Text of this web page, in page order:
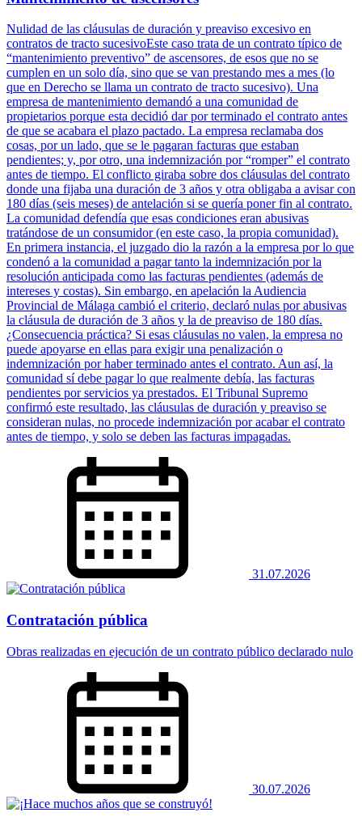
Nulidad de las cláusulas de duración y preaviso excesivo en
contratos de tracto sucesivoEste caso trata de un contrato típico de
“mantenimiento preventivo” de ascensores, de esos que no se
cumplen en un solo día, sino que se van prestando mes a mes (lo
que en Derecho se llama un contrato de tracto sucesivo). Una
empresa de mantenimiento demandó a una comunidad de
propietarios porque esta decidió dar por terminado el contrato antes
de que se acabara el plazo pactado. La empresa reclamaba dos
cosas, por un lado, que se le pagaran facturas que estaban
pendientes; y, por otro, una indemnización por “romper” el contrato
antes de tiempo. El conflicto giraba sobre dos cláusulas del contrato
donde una fijaba una duración de 3 años y otra obligaba a avisar con
180 días (seis meses) de antelación si se quería poner fin al contrato.
La comunidad defendía que esas condiciones eran abusivas
tratándose de un consumidor (en este caso, la propia comunidad).
En primera instancia, el juzgado dio la razón a la empresa por lo que
condenó a la comunidad a pagar tanto la indemnización por la
resolución anticipada como las facturas pendientes (además de
intereses y costas). Sin embargo, en apelación la Audiencia
Provincial de Málaga cambió el criterio, declaró nulas por abusivas
la cláusula de duración de 3 años y la de preaviso de 180 días.
¿Consecuencia práctica? Si esas cláusulas no valen, la empresa no
puede apoyarse en ellas para exigir una penalización o
indemnización por haber terminado antes el contrato. Aun así, la
comunidad sí debe pagar lo que realmente debía, las facturas
pendientes por servicios ya prestados. El Tribunal Supremo
confirmó este resultado, las cláusulas de duración y preaviso se
consideran nulas, no procede indemnización por acabar el contrato
antes de tiempo, y solo se deben las facturas impagadas.
31.07.2026
Contratación pública
Obras realizadas en ejecución de un contrato público declarado nulo
30.07.2026